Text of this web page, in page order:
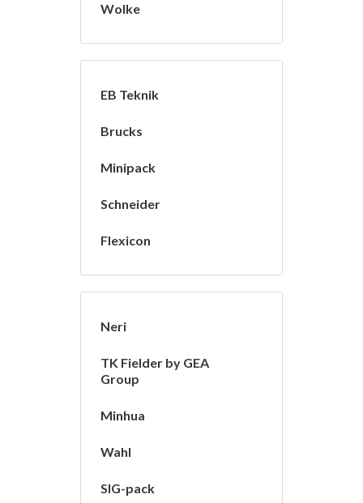
Wolke
EB Teknik
Brucks
Minipack
Schneider
Flexicon
Neri
TK Fielder by GEA
Group
Minhua
Wahl
SIG-pack